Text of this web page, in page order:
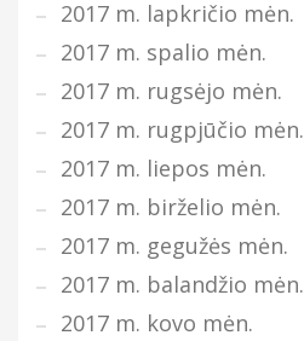
2017 m. lapkričio mėn.
2017 m. spalio mėn.
2017 m. rugsėjo mėn.
2017 m. rugpjūčio mėn.
2017 m. liepos mėn.
2017 m. birželio mėn.
2017 m. gegužės mėn.
2017 m. balandžio mėn.
2017 m. kovo mėn.